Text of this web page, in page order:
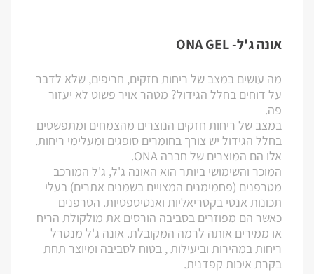
אונה ג'ל- ONA GEL
מה עושים במצב של ריחות חזקים, חריפים, שלא לדבר
על דוחים בחלל הגידול? מטהר אויר פשוט לא יעזור
פה.
במצב של ריחות חזקים הנוצרים מהצמחים ומתפשטים
בחלל הגידול יש צורך בחומרים סופגים ומעלימי ריחות.
אלו הם המוצרים של חברה ONA.
המוכר והשימושי ביותר הוא האונה ג'ל, ג'ל המורכב
מטרפנים (פחמימנים המצויים בשמנים אתרים) בעלי
תכונות אנטי בקטריאליות ואנטיספטיות. הטרפנים
כאשר הם מפוזרים בסביבה הורסים את מולקולת הריח
או ממירים אותה לרמה המקובלת. אונה ג'ל מנטרל
ריחות במהירות וביעילות , בטוח לסביבה ומיוצר תחת
בקרת איכות קפדנית.